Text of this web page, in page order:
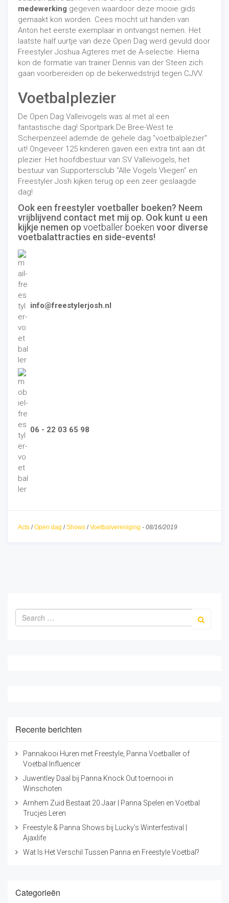
medewerking gegeven waardoor deze mooie gids
gemaakt kon worden. Cees mocht uit handen van
Anton het eerste exemplaar in ontvangst nemen. Het
laatste half uurtje van deze Open Dag werd gevuld door
Freestyler Joshua Agteres met de A-selectie. Hierna
kon de formatie van trainer Dennis van der Steen zich
gaan voorbereiden op de bekerwedstrijd tegen CJVV.
Voetbalplezier
De Open Dag Valleivogels was al met al een
fantastische dag! Sportpark De Bree-West te
Scherpenzeel ademde de gehele dag "voetbalplezier"
uit! Ongeveer 125 kinderen gaven een extra tint aan dit
plezier. Het hoofdbestuur van SV Valleivogels, het
bestuur van Supportersclub “Alle Vogels Vliegen” en
Freestyler Josh kijken terug op een zeer geslaagde
dag!
Ook een freestyler voetballer boeken? Neem
vrijblijvend contact met mij op. Ook kunt u een
kijkje nemen op voetballer boeken voor diverse
voetbalattracties en side-events!
info@freestylerjosh.nl
06 - 22 03 65 98
Acts /Open dag /Shows /Voetbalvereniging - 08/16/2019
Recente berichten
Pannakooi Huren met Freestyle, Panna Voetballer of
Voetbal Influencer
Juwentley Daal bij Panna Knock Out toernooi in
Winschoten
Arnhem Zuid Bestaat 20 Jaar | Panna Spelen en Voetbal
Trucjes Leren
Freestyle & Panna Shows bij Lucky's Winterfestival |
Ajaxlife
Wat Is Het Verschil Tussen Panna en Freestyle Voetbal?
Categorieën